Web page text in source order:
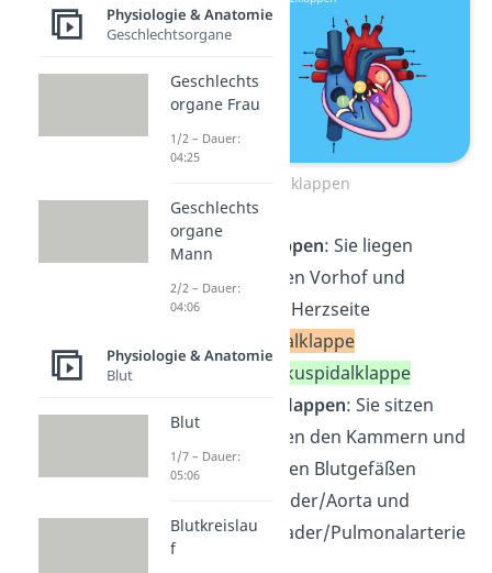
Herzklappen
zweiSegelklappen: Sie liegen
jeweils zwischen Vorhof und
Kammer jeder Herzseite
Mitralklappe
Trikuspidalklappe
Taschenklappen: Sie sitzen
jeweils zwischen den Kammern und
den abgehenden Blutgefäßen
(Hauptschlagader/Aorta und
Lungenschlagader/Pulmonalarterie
Physiologie & Anatomie
Geschlechtsorgane
Geschlechts
organe Frau
1/2 – Dauer:
04:25
Geschlechts
organe
Mann
2/2 – Dauer:
04:06
Physiologie & Anatomie
Blut
Blut
1/7 – Dauer:
05:06
Blutkreislau
f